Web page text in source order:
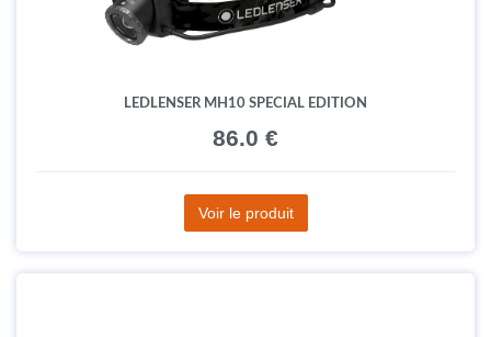
LEDLENSER MH10 SPECIAL EDITION
86.0 €
Voir le produit